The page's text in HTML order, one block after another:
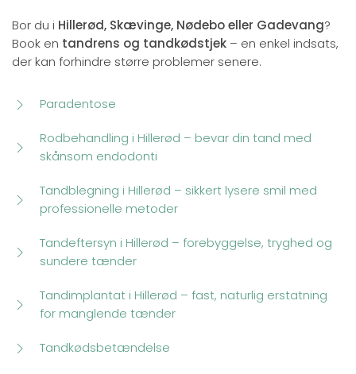
Bor du i Hillerød, Skævinge, Nødebo eller Gadevang?
Book en tandrens og tandkødstjek – en enkel indsats,
der kan forhindre større problemer senere.
Paradentose
Rodbehandling i Hillerød – bevar din tand med
skånsom endodonti
Tandblegning i Hillerød – sikkert lysere smil med
professionelle metoder
Tandeftersyn i Hillerød – forebyggelse, tryghed og
sundere tænder
Tandimplantat i Hillerød – fast, naturlig erstatning
for manglende tænder
Tandkødsbetændelse